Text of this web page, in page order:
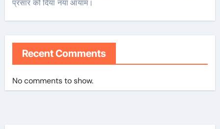
प्रसार को दिया नया आयाम।
Recent Comments
No comments to show.